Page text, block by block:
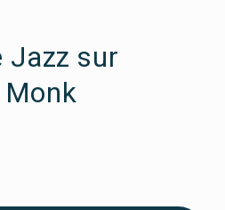
Jazz sur